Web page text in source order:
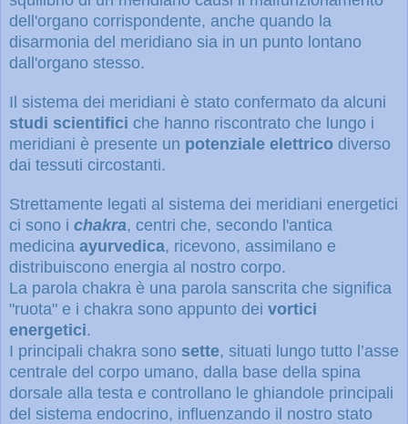
dell'organo corrispondente, anche quando la
disarmonia del meridiano sia in un punto lontano
dall'organo stesso.
Il sistema dei meridiani è stato confermato da alcuni
studi scientifici che hanno riscontrato che lungo i
meridiani è presente un potenziale elettrico diverso
dai tessuti circostanti.
Strettamente legati al sistema dei meridiani energetici
ci sono i chakra, centri che, secondo l'antica
medicina ayurvedica, ricevono, assimilano e
distribuiscono energia al nostro corpo.
La parola chakra è una parola sanscrita che significa
"ruota" e i chakra sono appunto dei vortici
energetici.
I principali chakra sono sette, situati lungo tutto l’asse
centrale del corpo umano, dalla base della spina
dorsale alla testa e controllano le ghiandole principali
del sistema endocrino, influenzando il nostro stato